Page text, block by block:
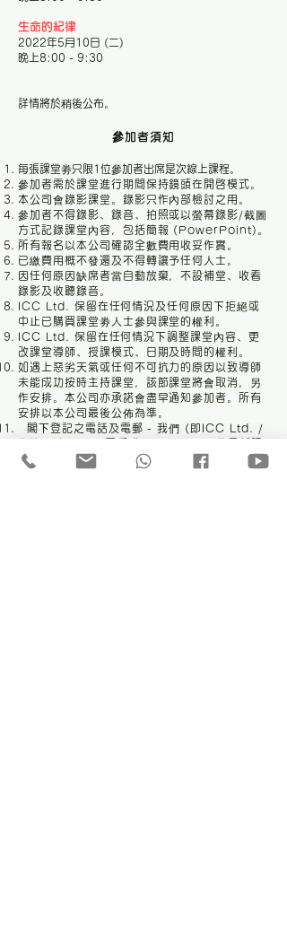
生命的紀律
2022年5月10日 (二)
晚上8:00 - 9:30
​詳情將於稍後公布。
參加者須知
每張課堂劵只限1位參加者出席是次線上課程。
參加者需於課堂進行期間保持鏡頭在開啓模式。
本公司會錄影課堂。錄影只作內部檢討之用。
參加者不得錄影、錄音、拍照或以螢幕錄影/截圖
方式記錄課堂內容，包括簡報 (PowerPoint)。
所有報名以本公司確認全數費用收妥作實。
已繳費用概不發還及不得轉讓予任何人士。
因任何原因缺席者當自動放棄，不設補堂、收看
錄影及收聽錄音。
ICC Ltd. 保留在任何情況及任何原因下拒絕或
中止已購買課堂劵人士參與課堂的權利。
ICC Ltd. 保留在任何情況下調整課堂內容、更
改課堂導師、授課模式、日期及時間的權利。
如遇上惡劣天氣或任何不可抗力的原因以致導師
未能成功按時主持課堂，該節課堂將會取消，另
作安排。本公司亦承諾會盡早通知參加者。所有
安排以本公司最後公佈為準。
閣下登記之電話及電郵 - 我們 (即ICC Ltd. /
程／講座／活動等資料給您。我們不會以任何形